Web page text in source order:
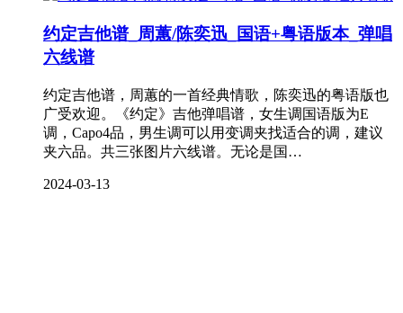
约定吉他谱_周蕙/陈奕迅_国语+粤语版本_弹唱
六线谱
约定吉他谱，周蕙的一首经典情歌，陈奕迅的粤语版也
广受欢迎。《约定》吉他弹唱谱，女生调国语版为E
调，Capo4品，男生调可以用变调夹找适合的调，建议
夹六品。共三张图片六线谱。无论是国…
2024-03-13